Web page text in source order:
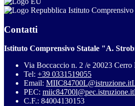
Istituto
Contatti
Istituto Comprensivo Statale "A.
Via Boccaccio n. 2 /e 20023
Tel: +39 0331519055
Email: MIIC84700L@istruzione.it
PEC: miic84700l@pec.istruzione.it
C.F.: 84004130153